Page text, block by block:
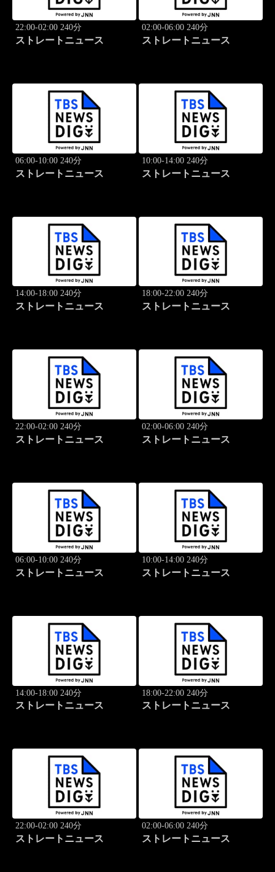
22:00-02:00 240分
ストレートニュース
02:00-06:00 240分
ストレートニュース
06:00-10:00 240分
ストレートニュース
10:00-14:00 240分
ストレートニュース
14:00-18:00 240分
ストレートニュース
18:00-22:00 240分
ストレートニュース
22:00-02:00 240分
ストレートニュース
02:00-06:00 240分
ストレートニュース
06:00-10:00 240分
ストレートニュース
10:00-14:00 240分
ストレートニュース
14:00-18:00 240分
ストレートニュース
18:00-22:00 240分
ストレートニュース
22:00-02:00 240分
ストレートニュース
02:00-06:00 240分
ストレートニュース